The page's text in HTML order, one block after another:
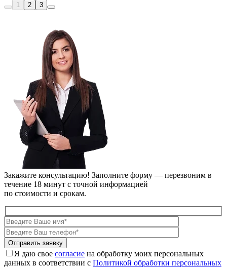
1 2 3
Закажите консультацию! Заполните форму — перезвоним в
течение 18 минут с точной информацией
по стоимости и срокам.
Я даю свое согласие на обработку моих персональных
данных в соответствии с Политикой обработки персональных